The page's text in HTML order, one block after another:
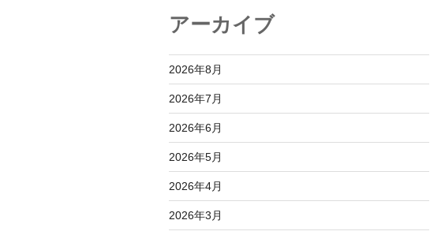
シ
ョ
ン
アーカイブ
2026年8月
2026年7月
2026年6月
2026年5月
2026年4月
2026年3月